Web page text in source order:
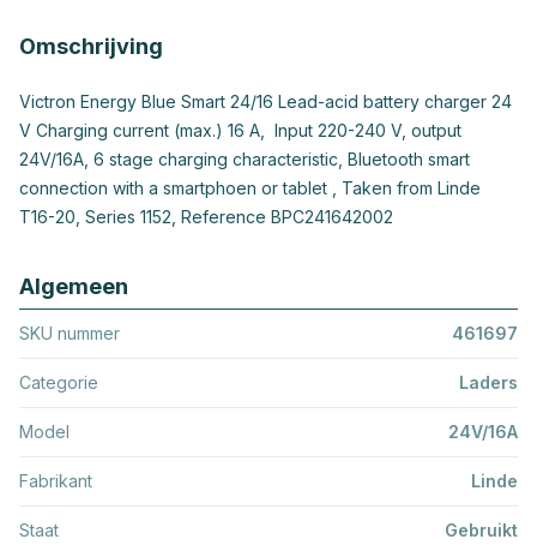
Omschrijving
Victron Energy Blue Smart 24/16 Lead-acid battery charger 24
V Charging current (max.) 16 A, Input 220-240 V, output
24V/16A, 6 stage charging characteristic, Bluetooth smart
connection with a smartphoen or tablet , Taken from Linde
T16-20, Series 1152, Reference BPC241642002
Algemeen
SKU nummer 461697
Categorie Laders
Model 24V/16A
Fabrikant Linde
Staat Gebruikt